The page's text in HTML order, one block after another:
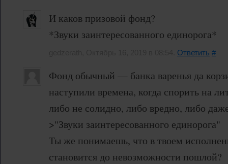
И каков призовой фонд?
*Звуки заинтересованного единорога*
Ответить #
Фонд обычный — банка варенья да
наступили времена, когда спорить на
либо не солидно, либо вредно, либо
>"Звуки заинтересованного единорога"
Ты же понимаешь, что в твоем
становится до невозможности пошлой?